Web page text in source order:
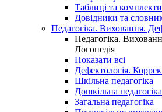
Таблиці та
Довідники та
Педагогіка. Виховання.
Педагогіка.
Логопедія
Показати всі
Дефектологія.
Шкільна педагогіка
Дошкільна педагогіка
Загальна педагогіка